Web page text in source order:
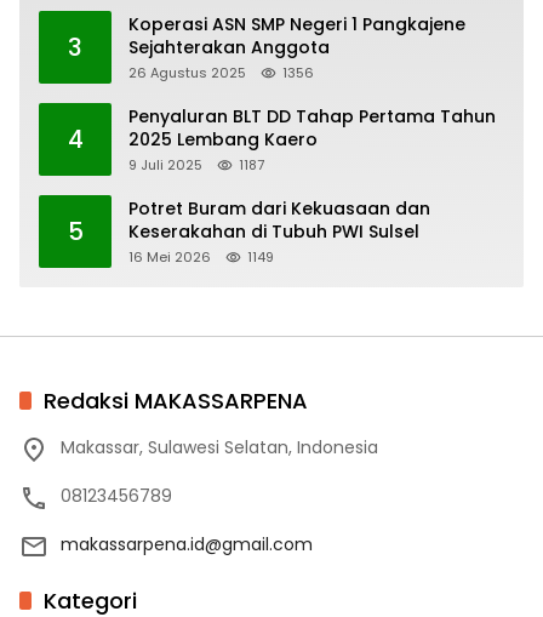
3
Koperasi ASN SMP Negeri 1 Pangkajene
Sejahterakan Anggota
26 Agustus 2025 1356
4
Penyaluran BLT DD Tahap Pertama Tahun
2025 Lembang Kaero
9 Juli 2025 1187
5
Potret Buram dari Kekuasaan dan
Keserakahan di Tubuh PWI Sulsel
16 Mei 2026 1149
Redaksi MAKASSARPENA
Makassar, Sulawesi Selatan, Indonesia
08123456789
makassarpena.id@gmail.com
Kategori